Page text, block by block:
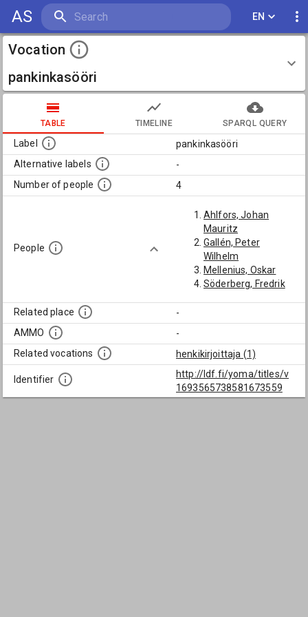
AS EN
Vocation
pankinkasööri
TABLE TIMELINE SPARQL QUERY
Label
pankinkasööri
Alternative labels
-
Number of people
4
People
Ahlfors, Johan
Mauritz
Gallén, Peter
Wilhelm
Mellenius, Oskar
Söderberg, Fredrik
Related place
-
AMMO
-
Related vocations
henkikirjoittaja (1)
Identifier
http://ldf.fi/yoma/titles/v
1693565738581673559